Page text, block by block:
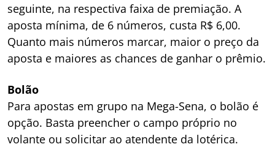
seguinte, na respectiva faixa de premiação. A
aposta mínima, de 6 números, custa R$ 6,00.
Quanto mais números marcar, maior o preço da
aposta e maiores as chances de ganhar o prêmio.
Bolão
Para apostas em grupo na Mega-Sena, o bolão é
opção. Basta preencher o campo próprio no
volante ou solicitar ao atendente da lotérica.